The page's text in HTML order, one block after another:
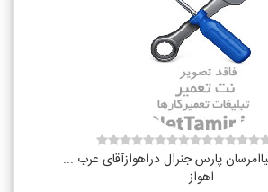
پارس جنرال دراهوازآقای عرب ...
اهواز